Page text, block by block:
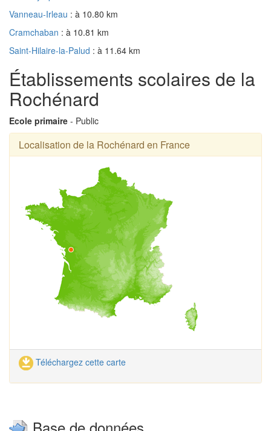
Vanneau-Irleau : à 10.80 km
Cramchaban : à 10.81 km
Saint-Hilaire-la-Palud : à 11.64 km
Établissements scolaires de la
Rochénard
Ecole primaire - Public
Localisation de la Rochénard en France
Téléchargez cette carte